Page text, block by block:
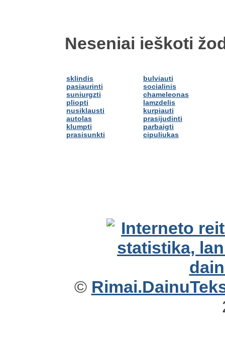
Neseniai ieškoti
sklindis
pasiaurinti
suniurgzti
pliopti
nusiklausti
autolas
klumpti
prasisunkti
bulviauti
socialinis
chameleonas
lamzdelis
kurpiauti
prasijudinti
parbaigti
cipuliukas
©